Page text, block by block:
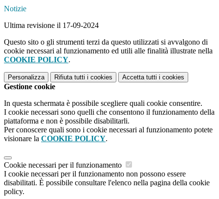
Notizie
Ultima revisione il 17-09-2024
Questo sito o gli strumenti terzi da questo utilizzati si avvalgono di
cookie necessari al funzionamento ed utili alle finalità illustrate nella
COOKIE POLICY.
Personalizza Rifiuta tutti i cookies Accetta tutti i cookies
Gestione cookie
In questa schermata è possibile scegliere quali cookie consentire.
I cookie necessari sono quelli che consentono il funzionamento della
piattaforma e non è possibile disabilitarli.
Per conoscere quali sono i cookie necessari al funzionamento potete
visionare la COOKIE POLICY.
Cookie necessari per il funzionamento
I cookie necessari per il funzionamento non possono essere
disabilitati. È possibile consultare l'elenco nella pagina della cookie
policy.